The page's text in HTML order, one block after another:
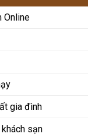
Online
gia đình
khách sạn